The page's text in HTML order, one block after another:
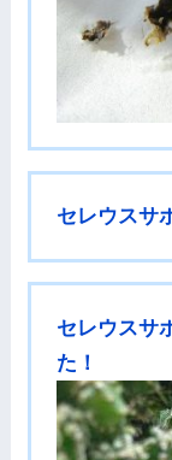
セレウスサ
セレウスサ
た！